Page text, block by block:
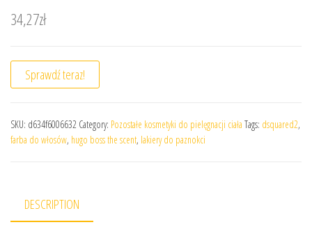
34,27zł
Sprawdź teraz!
SKU: d634f6006632 Category: Pozostałe kosmetyki do pielęgnacji ciała Tags: dsquared2,
farba do włosów, hugo boss the scent, lakiery do paznokci
DESCRIPTION